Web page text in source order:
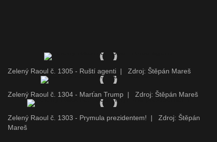
Zelený Raoul č. 1305 - Ruští agenti | Zdroj: Štěpán Mareš
Zelený Raoul č. 1304 - Marťan Trump | Zdroj: Štěpán Mareš
Zelený Raoul č. 1303 - Prymula prezidentem! |
Zdroj: Štěpán
Mareš